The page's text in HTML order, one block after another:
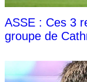
ASSE : Ces 3
groupe de